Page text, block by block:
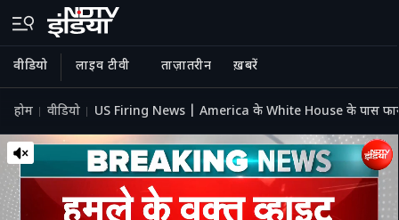
वीडियो लाइव टीवी ताज़ातरीन ख़बरें
होम वीडियो US Firing News | America के White House के पास